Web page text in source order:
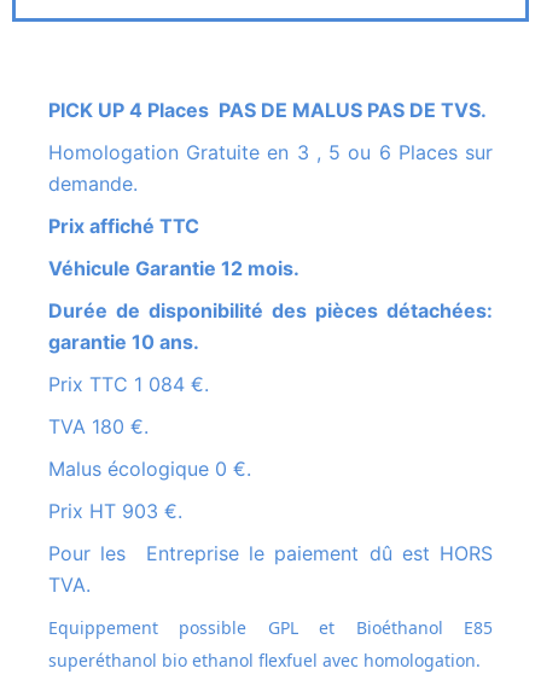
PICK UP 4 Places PAS DE MALUS PAS DE TVS.
Homologation Gratuite en 3 , 5 ou 6 Places sur
demande.
Prix affiché TTC
Véhicule Garantie 12 mois.
Durée de disponibilité des pièces détachées:
garantie 10 ans.
Prix TTC 1 084 €.
TVA 180 €.
Malus écologique 0 €.
Prix HT 903 €.
Pour les Entreprise le paiement dû est HORS
TVA.
Equippement possible GPL et Bioéthanol E85
superéthanol bio ethanol flexfuel avec homologation.